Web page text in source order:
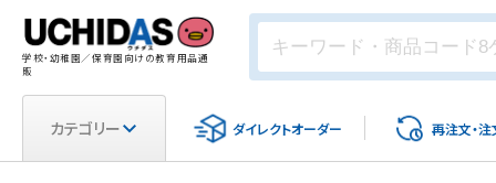
学校・幼稚園／保育園向けの教育用品通
販
カテゴリー ダイレクトオーダー 再注文・注